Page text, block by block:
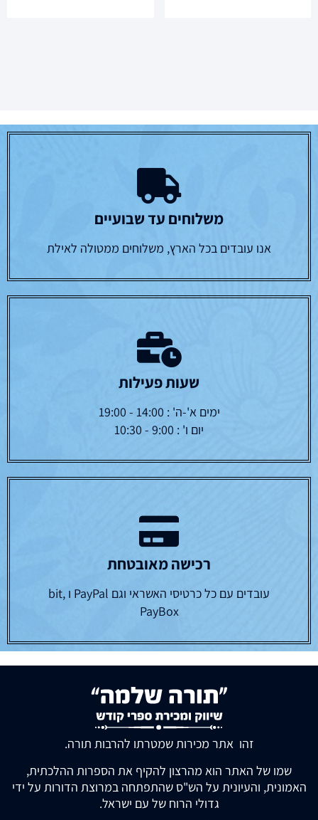
משלוחים עד שבועיים
אנו עובדים בכל הארץ, משלוחים ממטולה לאילת
שעות פעילות
ימים א'-ה' : 14:00 - 19:00
יום ו' : 9:00 - 10:30
רכישה מאובטחת
עובדים עם כל כרטיסי האשראי וגם PayPal ו bit,
PayBox
זהו אתר מכירות שמטרתו להרבות תורה.
שמו של האתר הוא מהרצון להקיף את הספרות ההלכתית,
האמונית, והעיונית על הש"ס שהתפתחה במרוצת הדורות על ידי
גדולי הרוח של עם ישראל.